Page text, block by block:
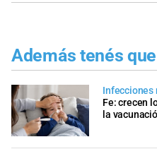
Además tenés
Infecciones
Fe: crecen
la